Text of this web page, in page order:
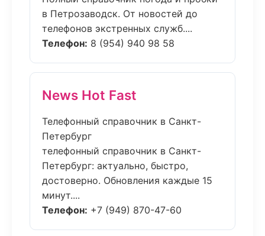
в Петрозаводск. От новостей до
телефонов экстренных служб....
Телефон: 8 (954) 940 98 58
News Hot Fast
Телефонный справочник в Санкт-
Петербург
телефонный справочник в Санкт-
Петербург: актуально, быстро,
достоверно. Обновления каждые 15
минут....
Телефон: +7 (949) 870-47-60